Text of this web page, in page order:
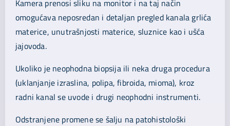
Kamera prenosi sliku na monitor i na taj način
omogućava neposredan i detaljan pregled kanala grlića
materice, unutrašnjosti materice, sluznice kao i ušća
jajovoda.
Ukoliko je neophodna biopsija ili neka druga procedura
(uklanjanje izraslina, polipa, fibroida, mioma), kroz
radni kanal se uvode i drugi neophodni instrumenti.
Odstranjene promene se šalju na patohistološki